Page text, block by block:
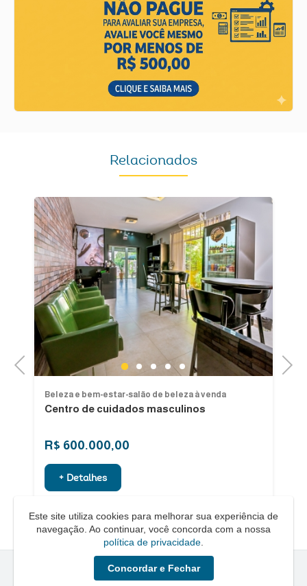
Relacionados
Previous 1 2 3 4 5
Beleza e bem-estar-salão de beleza à venda
Centro de cuidados masculinos
R$ 600.000,00
+ Detalhes
Next
Quero um Negócio © - 2026 - Todos os direitos reservados
Este site utiliza cookies para melhorar sua experiência de
navegação. Ao continuar, você concorda com a nossa
política de privacidade
Concordar e Fechar